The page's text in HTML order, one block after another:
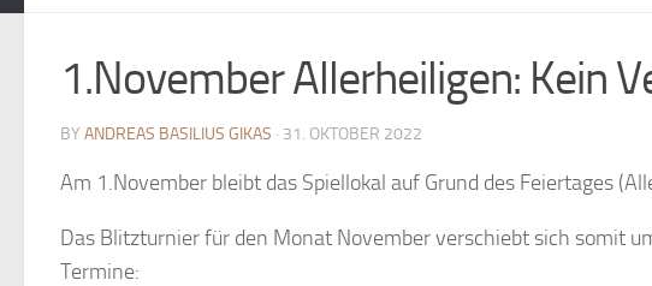
1.November Allerheiligen: Kein
BY ANDREAS BASILIUS GIKAS · 31. OKTOBER 2022
Am 1.November bleibt das Spiellokal auf Grund des Feiertages
Das Blitzturnier für den Monat November verschiebt sich somit
Termine: